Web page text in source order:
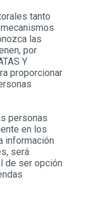
tanto
las
por
Y
proporcionar
personas
en los
información
será
de ser opción